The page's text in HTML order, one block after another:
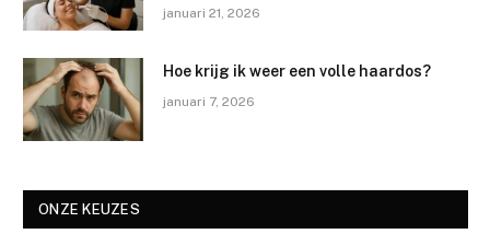
januari 21, 2026
Hoe krijg ik weer een volle haardos?
januari 7, 2026
ONZE KEUZES